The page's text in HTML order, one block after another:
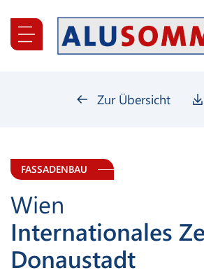
Zur Übersicht
FASSADENBAU
Wien
Internationales
Donaustadt